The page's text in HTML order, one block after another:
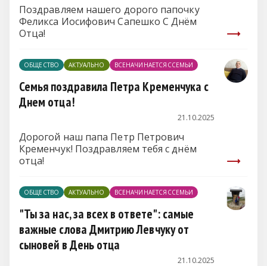
Поздравляем нашего дорого папочку
Феликса Иосифович Сапешко С Днём
Отца!
ОБЩЕСТВО АКТУАЛЬНО ВСЕНАЧИНАЕТСЯССЕМЬИ
Семья поздравила Петра Кременчука с
Днем отца!
21.10.2025
Дорогой наш папа Петр Петрович
Кременчук! Поздравляем тебя с днём
отца!
ОБЩЕСТВО АКТУАЛЬНО ВСЕНАЧИНАЕТСЯССЕМЬИ
"Ты за нас, за всех в ответе": самые
важные слова Дмитрию Левчуку от
сыновей в День отца
21.10.2025